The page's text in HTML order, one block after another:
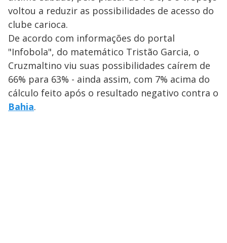
voltou a reduzir as possibilidades de acesso do
clube carioca.
De acordo com informações do portal
"Infobola", do matemático Tristão Garcia, o
Cruzmaltino viu suas possibilidades caírem de
66% para 63% - ainda assim, com 7% acima do
cálculo feito após o resultado negativo contra o
Bahia.